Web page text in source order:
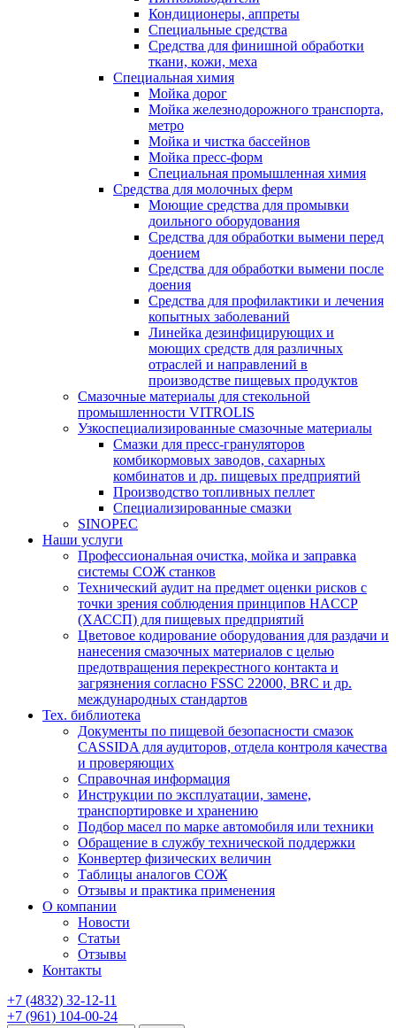
Кондиционеры, аппреты
Специальные средства
Средства для финишной обработки
ткани, кожи, меха
Специальная химия
Мойка дорог
Мойка железнодорожного транспорта,
метро
Мойка и чистка бассейнов
Мойка пресс-форм
Специальная промышленная химия
Средства для молочных ферм
Моющие средства для промывки
доильного оборудования
Средства для обработки вымени перед
доением
Средства для обработки вымени после
доения
Средства для профилактики и лечения
копытных заболеваний
Линейка дезинфицирующих и
моющих средств для различных
отраслей и направлений в
производстве пищевых продуктов
Смазочные материалы для стекольной
промышленности VITROLIS
Узкоспециализированные смазочные материалы
Смазки для пресс-грануляторов
комбикормовых заводов, сахарных
комбинатов и др. пищевых предприятий
Производство топливных пеллет
Специализированные смазки
SINOPEC
Наши услуги
Профессиональная очистка, мойка и заправка
системы СОЖ станков
Технический аудит на предмет оценки рисков с
точки зрения соблюдения принципов HACCP
(ХАССП) для пищевых предприятий
Цветовое кодирование оборудования для раздачи и
нанесения смазочных материалов с целью
предотвращения перекрестного контакта и
загрязнения согласно FSSC 22000, BRC и др.
международных стандартов
Тех. библиотека
Документы по пищевой безопасности смазок
CASSIDA для аудиторов, отдела контроля качества
и проверяющих
Справочная информация
Инструкции по эксплуатации, замене,
транспортировке и хранению
Подбор масел по марке автомобиля или техники
Обращение в службу технической поддержки
Конвертер физических величин
Таблицы аналогов СОЖ
Отзывы и практика применения
О компании
Новости
Статьи
Отзывы
Контакты
+7 (4832) 32-12-11
+7 (961) 104-00-24